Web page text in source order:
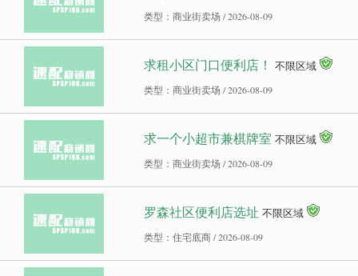
类型：商业街卖场 / 2026-08-09
求租小区门口便利店！ 不限区域
类型：商业街卖场 / 2026-08-09
求一个小超市兼棋牌室 不限区域
类型：商业街卖场 / 2026-08-09
罗森社区便利店选址 不限区域
类型：住宅底商 / 2026-08-09